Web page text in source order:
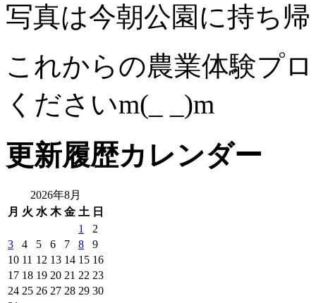
写真は今朝公園に持ち
これからの農業体験プ
くださいm(_ _)m
更新履歴カレンダー
2026年8月
月 火 水 木 金 土 日
1
2
3
4 5 6 7 8
9
10 11 12 13 14 15 16
17 18 19 20 21 22 23
24 25 26 27 28 29 30